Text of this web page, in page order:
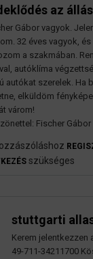
az
Gábor vagyok.
32 éves vagyok,
a szakmában.
autóklíma
autókat szerelek. Ha
elküldöm
várom!
Fischer Gábor
szükséges
stuttgarti
Kerem jelentkezzen
49-711-34211700